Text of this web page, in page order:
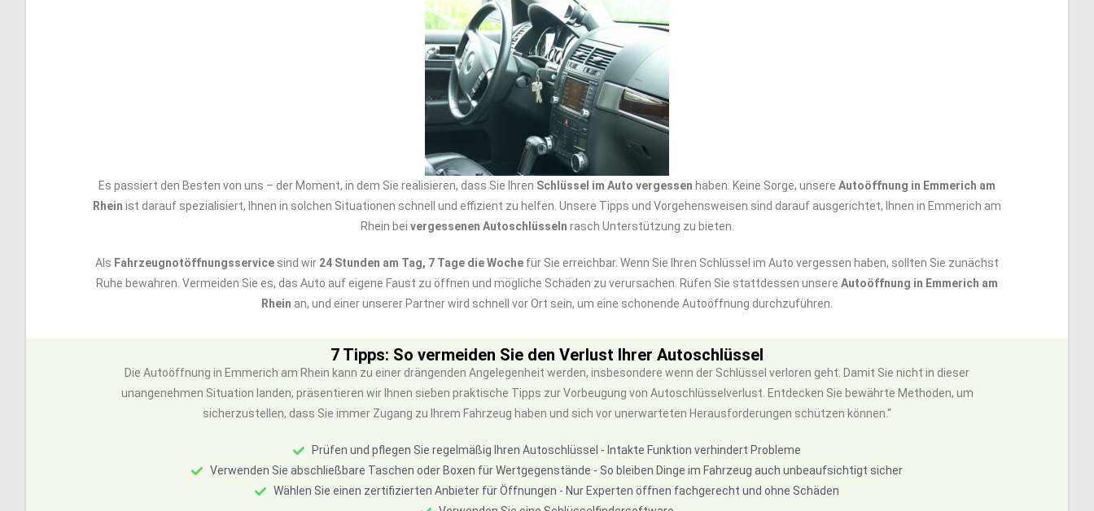
Es passiert den Besten von uns – der Moment, in dem Sie realisieren, dass Sie Ihren Schlüssel im Auto vergessen haben. Keine Sorge, unsere Autoöffnung in Emmerich am
Rhein ist darauf spezialisiert, Ihnen in solchen Situationen schnell und effizient zu helfen. Unsere Tipps und Vorgehensweisen sind darauf ausgerichtet, Ihnen in Emmerich am
Rhein bei vergessenen Autoschlüsseln rasch Unterstützung zu bieten.
Als Fahrzeugnotöffnungsservice sind wir 24 Stunden am Tag, 7 Tage die Woche für Sie erreichbar. Wenn Sie Ihren Schlüssel im Auto vergessen haben, sollten Sie zunächst
Ruhe bewahren. Vermeiden Sie es, das Auto auf eigene Faust zu öffnen und mögliche Schäden zu verursachen. Rufen Sie stattdessen unsere Autoöffnung in Emmerich am
Rhein an, und einer unserer Partner wird schnell vor Ort sein, um eine schonende Autoöffnung durchzuführen.
7 Tipps: So vermeiden Sie den Verlust Ihrer Autoschlüssel
Die Autoöffnung in Emmerich am Rhein kann zu einer drängenden Angelegenheit werden, insbesondere wenn der Schlüssel verloren geht. Damit Sie nicht in dieser
unangenehmen Situation landen, präsentieren wir Ihnen sieben praktische Tipps zur Vorbeugung von Autoschlüsselverlust. Entdecken Sie bewährte Methoden, um
sicherzustellen, dass Sie immer Zugang zu Ihrem Fahrzeug haben und sich vor unerwarteten Herausforderungen schützen können.“
Prüfen und pflegen Sie regelmäßig Ihren Autoschlüssel - Intakte Funktion verhindert Probleme
Verwenden Sie abschließbare Taschen oder Boxen für Wertgegenstände - So bleiben Dinge im Fahrzeug auch unbeaufsichtigt sicher
Wählen Sie einen zertifizierten Anbieter für Öffnungen - Nur Experten öffnen fachgerecht und ohne Schäden